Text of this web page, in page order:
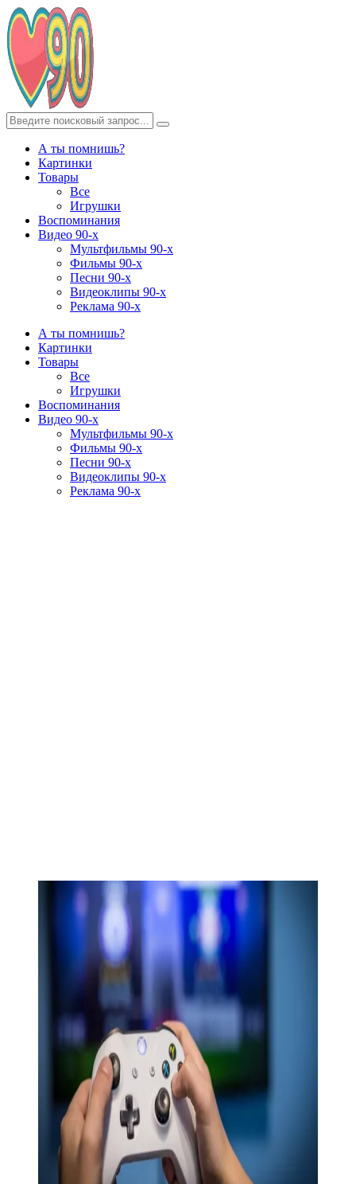
А ты помнишь?
Картинки
Товары
Все
Игрушки
Воспоминания
Видео 90-х
Мультфильмы 90-х
Фильмы 90-х
Песни 90-х
Видеоклипы 90-х
Реклама 90-х
А ты помнишь?
Картинки
Товары
Все
Игрушки
Воспоминания
Видео 90-х
Мультфильмы 90-х
Фильмы 90-х
Песни 90-х
Видеоклипы 90-х
Реклама 90-х